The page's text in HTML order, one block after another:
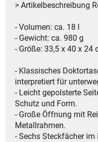
> Artikelbeschreibung
- Volumen: ca. 18 l
- Gewicht: ca. 980 g
- Größe: 33,5 x 40 x 24
- Klassisches
interpretiert für
- Leicht gepolsterte
Schutz und Form.
- Große Öffnung mit
Metallrahmen.
- Sechs Steckfächer